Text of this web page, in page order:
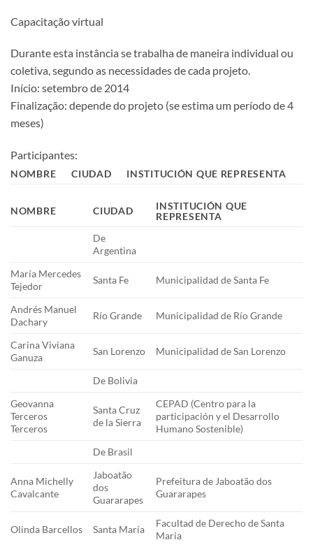
Capacitação virtual
Durante esta instância se trabalha de maneira individual ou
coletiva, segundo as necessidades de cada projeto.
Início: setembro de 2014
Finalização: depende do projeto (se estima um período de 4
meses)
Participantes:
NOMBRE CIUDAD INSTITUCIÓN QUE REPRESENTA
NOMBRE CIUDAD
INSTITUCIÓN QUE
REPRESENTA
De
Argentina
María Mercedes
Tejedor
Santa Fe Municipalidad de Santa Fe
Andrés Manuel
Dachary
Río Grande Municipalidad de Río Grande
Carina Viviana
Ganuza
San Lorenzo Municipalidad de San Lorenzo
De Bolivia
Geovanna
Terceros
Terceros
Santa Cruz
de la Sierra
CEPAD (Centro para la
participación y el Desarrollo
Humano Sostenible)
De Brasil
Anna Michelly
Cavalcante
Jaboatão
dos
Guararapes
Prefeitura de Jaboatão dos
Guararapes
Olinda Barcellos Santa María
Facultad de Derecho de Santa
Maria